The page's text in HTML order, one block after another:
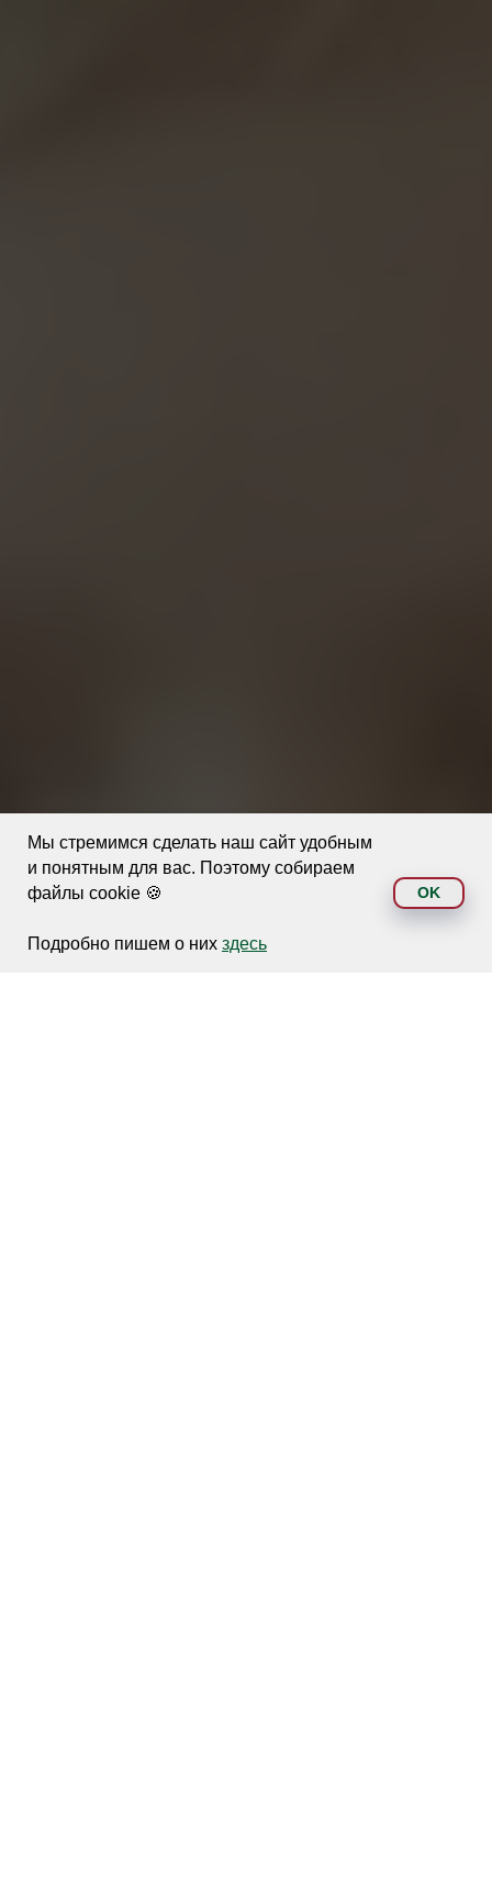
Мы стремимся сделать наш сайт удобным
и понятным для вас. Поэтому собираем
файлы cookie 🍪
Подробно пишем о них здесь
OK